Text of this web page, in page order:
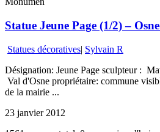
Statue Jeune Page (1/2) –
Statues décoratives| Sylvain R
Désignation: Jeune Page sculpteur :
Val d'Osne propriétaire: commune
de la mairie ...
23 janvier 2012